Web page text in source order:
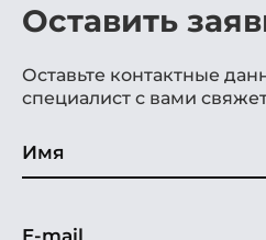
Оставить
Оставьте контактные
специалист с вами